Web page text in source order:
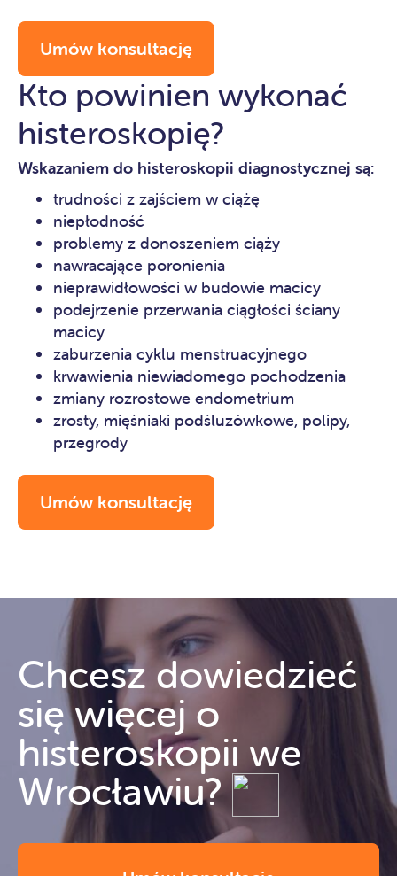
Umów konsultację
Kto powinien wykonać
histeroskopię?
Wskazaniem do histeroskopii diagnostycznej są:
trudności z zajściem w ciążę
niepłodność
problemy z donoszeniem ciąży
nawracające poronienia
nieprawidłowości w budowie macicy
podejrzenie przerwania ciągłości ściany
macicy
zaburzenia cyklu menstruacyjnego
krwawienia niewiadomego pochodzenia
zmiany rozrostowe endometrium
zrosty, mięśniaki podśluzówkowe, polipy,
przegrody
Umów konsultację
Chcesz dowiedzieć
się więcej o
histeroskopii we
Wrocławiu?